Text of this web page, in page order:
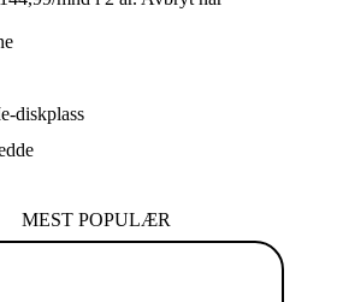
diskplass
MEST POPULÆR